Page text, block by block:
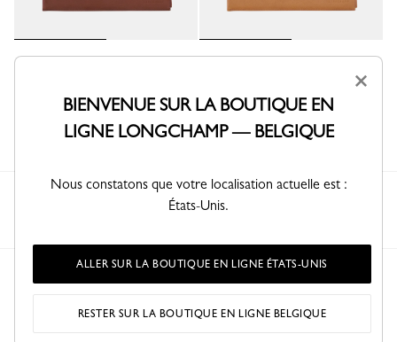
Pochette ordinateur Le
260,00 €
Pochette ordinateur Le
260,00 €
Femme
Petite maroquinerie
×
BIENVENUE SUR LA BOUTIQUE EN
LIGNE LONGCHAMP — BELGIQUE
Nous constatons que votre localisation actuelle est :
États-Unis.
ALLER SUR LA BOUTIQUE EN LIGNE ÉTATS-UNIS
RESTER SUR LA BOUTIQUE EN LIGNE BELGIQUE